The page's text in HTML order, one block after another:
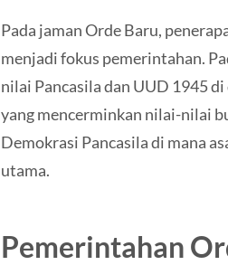
Pada jaman Orde Baru,
menjadi fokus pemerintahan.
nilai Pancasila dan UUD 1945
yang mencerminkan nilai-nilai
Demokrasi Pancasila di mana
utama.
Pemerintahan